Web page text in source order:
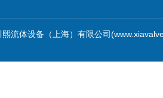
流体设备（上海）有限公司